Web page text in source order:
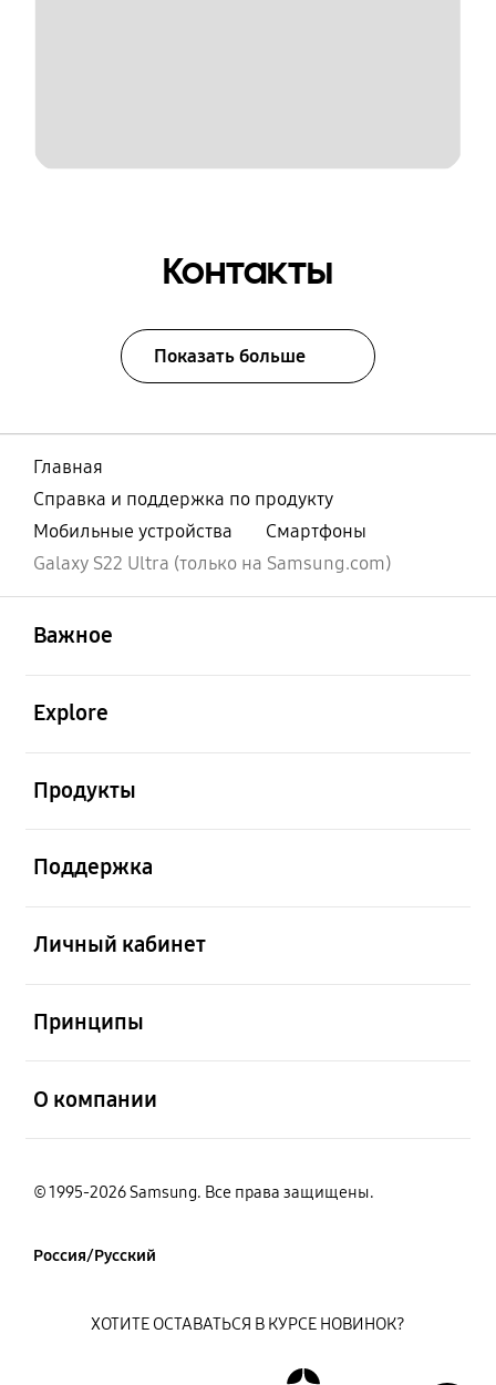
Контакты
Показать больше
Главная
Справка и поддержка по продукту
Мобильные устройства
Смартфоны
Galaxy S22 Ultra (только на Samsung.com)
Важное
Explore
Продукты
Поддержка
Личный кабинет
Принципы
О компании
© 1995-2026 Samsung. Все права защищены.
Россия/Русский
ХОТИТЕ ОСТАВАТЬСЯ В КУРСЕ НОВИНОК?